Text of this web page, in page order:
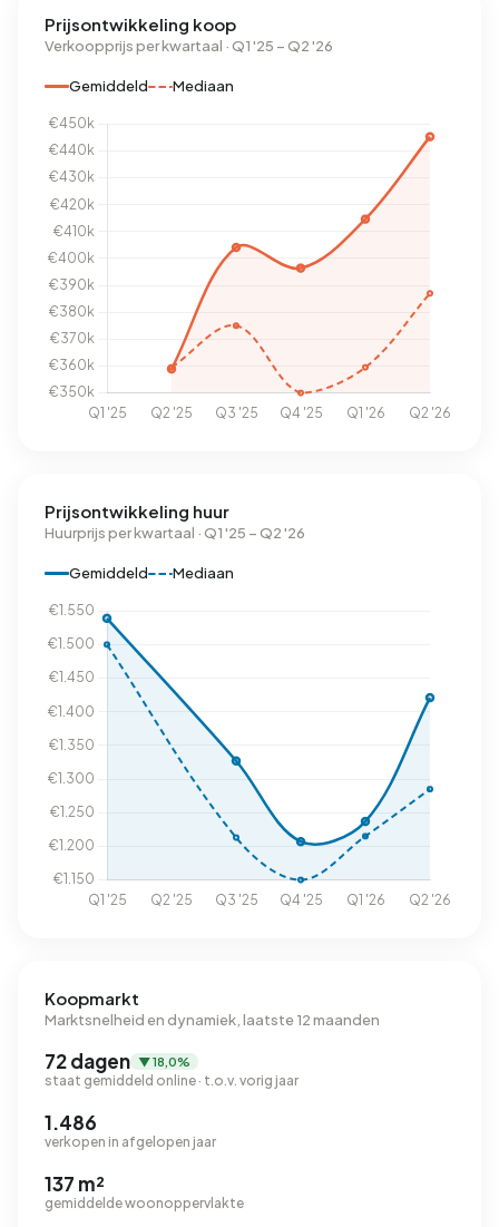
Prijsontwikkeling koop
Verkoopprijs per kwartaal · Q1 '25 – Q2 '26
Gemiddeld Mediaan
Prijsontwikkeling huur
Huurprijs per kwartaal · Q1 '25 – Q2 '26
Gemiddeld Mediaan
Koopmarkt
Marktsnelheid en dynamiek, laatste 12 maanden
72 dagen ▼ 18,0%
staat gemiddeld online · t.o.v. vorig jaar
1.486
verkopen in afgelopen jaar
137 m²
gemiddelde woonoppervlakte